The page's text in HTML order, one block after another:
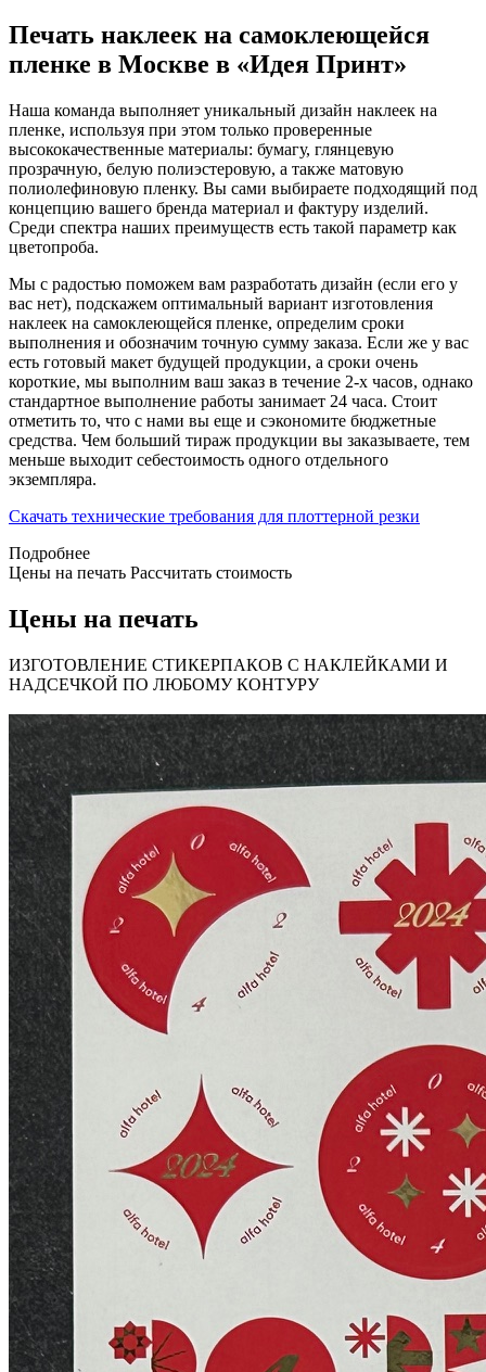
Печать наклеек на самоклеющейся
пленке в Москве в «Идея Принт»
Наша команда выполняет уникальный дизайн наклеек на
пленке, используя при этом только проверенные
высококачественные материалы: бумагу, глянцевую
прозрачную, белую полиэстеровую, а также матовую
полиолефиновую пленку. Вы сами выбираете подходящий под
концепцию вашего бренда материал и фактуру изделий.
Среди спектра наших преимуществ есть такой параметр как
цветопроба.
Мы с радостью поможем вам разработать дизайн (если его у
вас нет), подскажем оптимальный вариант изготовления
наклеек на самоклеющейся пленке, определим сроки
выполнения и обозначим точную сумму заказа. Если же у вас
есть готовый макет будущей продукции, а сроки очень
короткие, мы выполним ваш заказ в течение 2-х часов, однако
стандартное выполнение работы занимает 24 часа. Стоит
отметить то, что с нами вы еще и сэкономите бюджетные
средства. Чем больший тираж продукции вы заказываете, тем
меньше выходит себестоимость одного отдельного
экземпляра.
Скачать технические требования для плоттерной резки
Подробнее
Цены на печать Рассчитать стоимость
Цены на печать
ИЗГОТОВЛЕНИЕ СТИКЕРПАКОВ С НАКЛЕЙКАМИ И
НАДСЕЧКОЙ ПО ЛЮБОМУ КОНТУРУ